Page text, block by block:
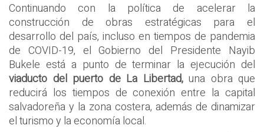
Continuando con la política de acelerar la
construcción de obras estratégicas para el
desarrollo del país, incluso en tiempos de pandemia
de COVID-19, el Gobierno del Presidente Nayib
Bukele está a punto de terminar la ejecución del
viaducto del puerto de La Libertad,una obra que
reducirá los tiempos de conexión entre la capital
salvadoreña y la zona costera, además de dinamizar
el turismo y la economía local.